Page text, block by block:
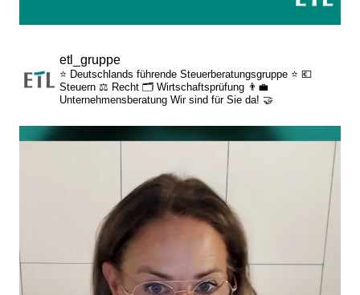
etl_gruppe
⭐ Deutschlands führende Steuerberatungsgruppe ⭐ 💶
Steuern ⚖️ Recht 🗂️ Wirtschaftsprüfung 👨‍💼
Unternehmensberatung Wir sind für Sie da! 🤝